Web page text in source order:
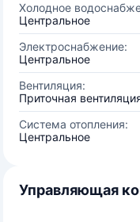
Холодное
Центральное
Электроснабжение:
Центральное
Вентиляция:
Приточная
Система отопления:
Центральное
Управляющая